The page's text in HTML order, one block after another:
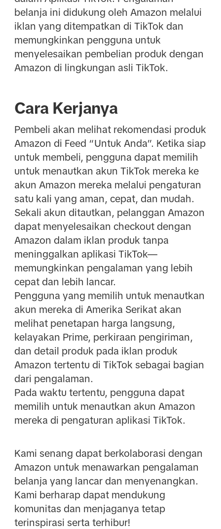
belanja ini didukung oleh Amazon melalui
iklan yang ditempatkan di TikTok dan
memungkinkan pengguna untuk
menyelesaikan pembelian produk dengan
Amazon di lingkungan asli TikTok.
Cara Kerjanya
Pembeli akan melihat rekomendasi produk
Amazon di Feed “Untuk Anda”. Ketika siap
untuk membeli, pengguna dapat memilih
untuk menautkan akun TikTok mereka ke
akun Amazon mereka melalui pengaturan
satu kali yang aman, cepat, dan mudah.
Sekali akun ditautkan, pelanggan Amazon
dapat menyelesaikan checkout dengan
Amazon dalam iklan produk tanpa
meninggalkan aplikasi TikTok—
memungkinkan pengalaman yang lebih
cepat dan lebih lancar.
Pengguna yang memilih untuk menautkan
akun mereka di Amerika Serikat akan
melihat penetapan harga langsung,
kelayakan Prime, perkiraan pengiriman,
dan detail produk pada iklan produk
Amazon tertentu di TikTok sebagai bagian
dari pengalaman.
Pada waktu tertentu, pengguna dapat
memilih untuk menautkan akun Amazon
mereka di pengaturan aplikasi TikTok.
Kami senang dapat berkolaborasi dengan
Amazon untuk menawarkan pengalaman
belanja yang lancar dan menyenangkan.
Kami berharap dapat mendukung
komunitas dan menjaganya tetap
terinspirasi serta terhibur!